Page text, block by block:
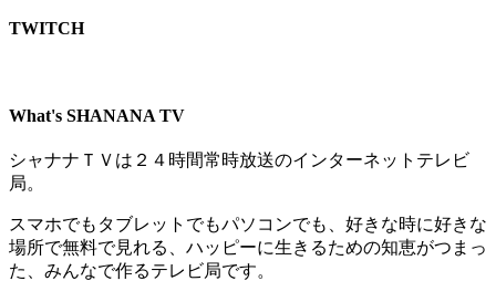
TWITCH​
What's SHANANA TV
シャナナＴＶは２４時間常時放送のインターネットテレビ
局。
スマホでもタブレットでもパソコンでも、好きな時に好きな
場所で無料で見れる、 ハッピーに生きるための知恵がつまっ
た、みんなで作るテレビ局です。